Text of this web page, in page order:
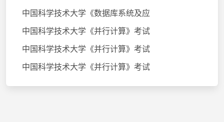
中国科学技术大学《数据库系统及应
中国科学技术大学《并行计算》考试
中国科学技术大学《并行计算》考试
中国科学技术大学《并行计算》考试